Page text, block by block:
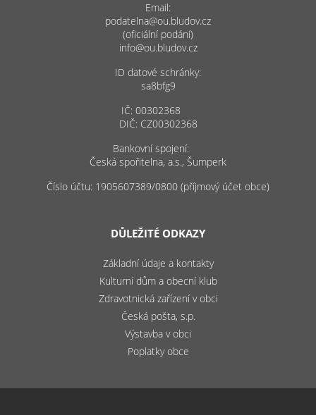
Email:
podatelna@ou.bludov.cz
(oficiální podání)
info@ou.bludov.cz
ID datové schránky:
sa8bfg9
IČ: 00302368
DIČ: CZ00302368
Bankovní spojení:
Česká spořitelna, a.s., Šumperk
Číslo účtu: 1905607389/0800 (příjmový účet obce)
DŮLEŽITÉ ODKAZY
Základní údaje a kontakty
Kulturní dům a obecní klub
Zdravotnická zařízení v obci
Česká pošta, s.p.
Výstavba v obci
Poplatky obce